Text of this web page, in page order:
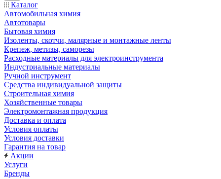
Каталог
Автомобильная химия
Автотовары
Бытовая химия
Изоленты, скотчи, малярные и монтажные ленты
Крепеж, метизы, саморезы
Расходные материалы для электроинструмента
Индустриальные материалы
Ручной инструмент
Средства индивидуальной защиты
Строительная химия
Хозяйственные товары
Электромонтажная продукция
Доставка и оплата
Условия оплаты
Условия доставки
Гарантия на товар
Акции
Услуги
Бренды